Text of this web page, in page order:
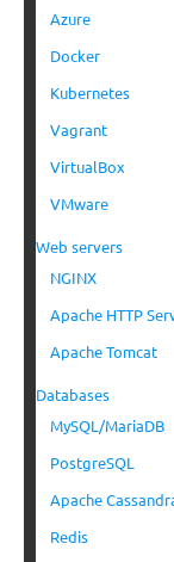
Azure
Docker
Kubernetes
Vagrant
VirtualBox
VMware
Web servers
NGINX
Apache HTTP
Apache Tomcat
Databases
MySQL/MariaDB
PostgreSQL
Apache
Redis